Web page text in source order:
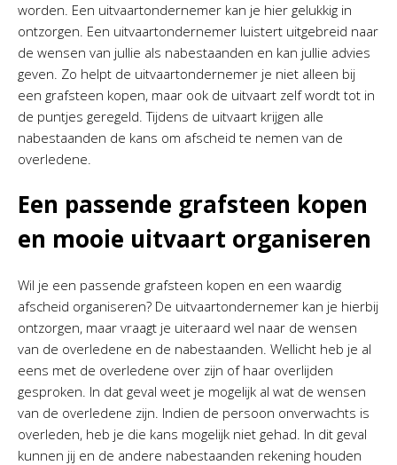
worden. Een uitvaartondernemer kan je hier gelukkig in
ontzorgen. Een uitvaartondernemer luistert uitgebreid naar
de wensen van jullie als nabestaanden en kan jullie advies
geven. Zo helpt de uitvaartondernemer je niet alleen bij
een grafsteen kopen, maar ook de uitvaart zelf wordt tot in
de puntjes geregeld. Tijdens de uitvaart krijgen alle
nabestaanden de kans om afscheid te nemen van de
overledene.
Een passende grafsteen kopen
en mooie uitvaart organiseren
Wil je een passende grafsteen kopen en een waardig
afscheid organiseren? De uitvaartondernemer kan je hierbij
ontzorgen, maar vraagt je uiteraard wel naar de wensen
van de overledene en de nabestaanden. Wellicht heb je al
eens met de overledene over zijn of haar overlijden
gesproken. In dat geval weet je mogelijk al wat de wensen
van de overledene zijn. Indien de persoon onverwachts is
overleden, heb je die kans mogelijk niet gehad. In dit geval
kunnen jij en de andere nabestaanden rekening houden